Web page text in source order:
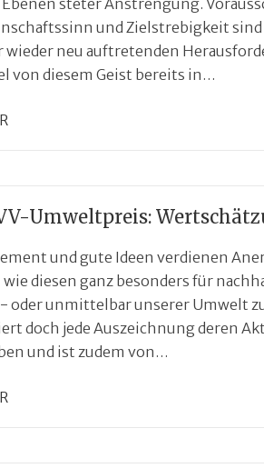
steter Anstrengung.
und Zielstrebigkeit
wieder neu auftretenden
von diesem Geist bereits in…
Umweltpreis:
und gute Ideen verdienen
diesen ganz besonders für
oder unmittelbar unserer Umwelt
doch jede Auszeichnung deren
und ist zudem von…